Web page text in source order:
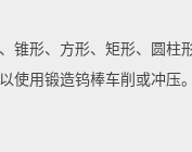
锥形、方形、矩形、圆
使用锻造钨棒车削或冲